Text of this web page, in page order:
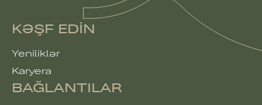
KƏŞF EDIN
Yeniliklər
Karyera
BAĞLANTILAR